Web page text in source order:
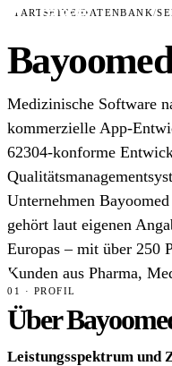
STARTSEITE/DATENBANK/
Medizinische Software
kommerzielle App-
62304-konforme
Unternehmen
gehört laut eigenen
Europas – mit über 250
Kunden aus Pharma,
01 · PROFIL
Über
Leistungsspektrum und